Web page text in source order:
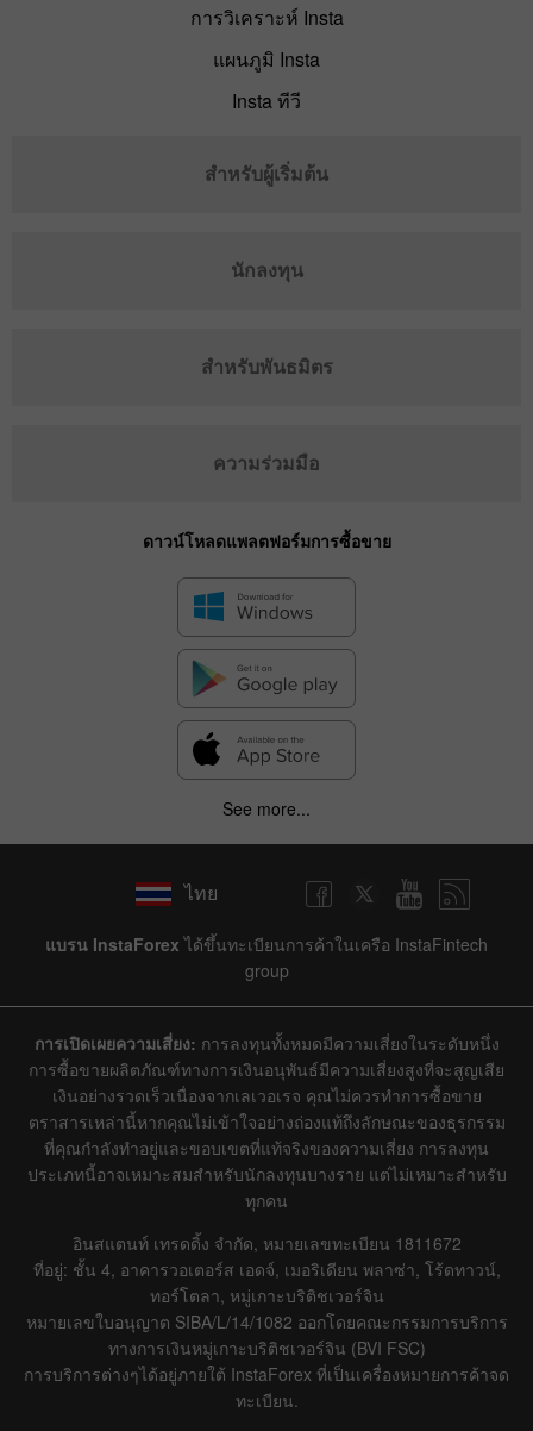
การวิเคราะห์ Insta
แผนภูมิ Insta
Insta ทีวี
สำหรับผู้เริ่มต้น
นักลงทุน
สำหรับพันธมิตร
ความร่วมมือ
ดาวน์โหลดแพลตฟอร์มการซื้อขาย
See more...
ไทย
แบรน InstaForex ได้ขึ้นทะเบียนการค้าในเครือ InstaFintech
group
การเปิดเผยความเสี่ยง: การลงทุนทั้งหมดมีความเสี่ยงในระดับหนึ่ง
การซื้อขายผลิตภัณฑ์ทางการเงินอนุพันธ์มีความเสี่ยงสูงที่จะสูญเสีย
เงินอย่างรวดเร็วเนื่องจากเลเวอเรจ คุณไม่ควรทำการซื้อขาย
ตราสารเหล่านี้หากคุณไม่เข้าใจอย่างถ่องแท้ถึงลักษณะของธุรกรรม
ที่คุณกำลังทำอยู่และขอบเขตที่แท้จริงของความเสี่ยง การลงทุน
ประเภทนี้อาจเหมาะสมสำหรับนักลงทุนบางราย แต่ไม่เหมาะสำหรับ
ทุกคน
อินสแตนท์ เทรดดิ้ง จำกัด, หมายเลขทะเบียน 1811672
ที่อยู่: ชั้น 4, อาคารวอเตอร์ส เอดจ์, เมอริเดียน พลาซ่า, โร้ดทาวน์,
ทอร์โตลา, หมู่เกาะบริติชเวอร์จิน
หมายเลขใบอนุญาต SIBA/L/14/1082 ออกโดยคณะกรรมการบริการ
ทางการเงินหมู่เกาะบริติชเวอร์จิน (BVI FSC)
การบริการต่างๆได้อยู่ภายใต้ InstaForex ที่เป็นเครื่องหมายการค้าจด
ทะเบียน.